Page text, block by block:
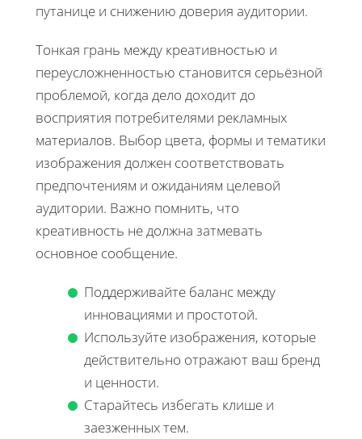
путанице и снижению доверия аудитории.
Тонкая грань между креативностью и
переусложненностью становится серьёзной
проблемой, когда дело доходит до
восприятия потребителями рекламных
материалов. Выбор цвета, формы и тематики
изображения должен соответствовать
предпочтениям и ожиданиям целевой
аудитории. Важно помнить, что
креативность не должна затмевать
основное сообщение.
Поддерживайте баланс между
инновациями и простотой.
Используйте изображения, которые
действительно отражают ваш бренд
и ценности.
Старайтесь избегать клише и
заезженных тем.